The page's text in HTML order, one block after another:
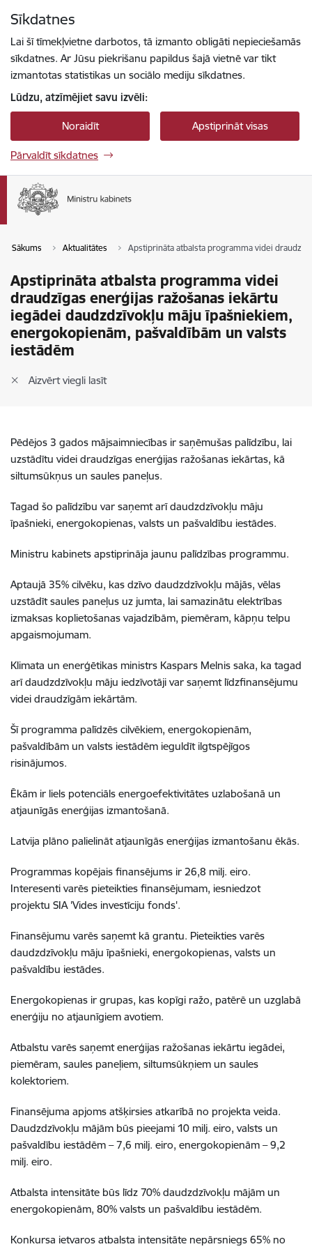
Sīkdatnes
Lai šī tīmekļvietne darbotos, tā izmanto obligāti nepieciešamās
sīkdatnes. Ar Jūsu piekrišanu papildus šajā vietnē var tikt
izmantotas statistikas un sociālo mediju sīkdatnes.
Lūdzu, atzīmējiet savu izvēli:
Noraidīt Apstiprināt visas
Pārvaldīt sīkdatnes
Sākums Aktualitātes Apstiprināta atbalsta programma videi
Apstiprināta atbalsta programma videi
draudzīgas enerģijas ražošanas iekārtu
iegādei daudzdzīvokļu māju īpašniekiem,
energokopienām, pašvaldībām un valsts
iestādēm
Aizvērt viegli lasīt
Pēdējos 3 gados mājsaimniecības ir saņēmušas palīdzību, lai
uzstādītu videi draudzīgas enerģijas ražošanas iekārtas, kā
siltumsūkņus un saules paneļus.
Tagad šo palīdzību var saņemt arī daudzdzīvokļu māju
īpašnieki, energokopienas, valsts un pašvaldību iestādes.
Ministru kabinets apstiprināja jaunu palīdzības programmu.
Aptaujā 35% cilvēku, kas dzīvo daudzdzīvokļu mājās, vēlas
uzstādīt saules paneļus uz jumta, lai samazinātu elektrības
izmaksas koplietošanas vajadzībām, piemēram, kāpņu telpu
apgaismojumam.
Klimata un enerģētikas ministrs Kaspars Melnis saka, ka tagad
arī daudzdzīvokļu māju iedzīvotāji var saņemt līdzfinansējumu
videi draudzīgām iekārtām.
Šī programma palīdzēs cilvēkiem, energokopienām,
pašvaldībām un valsts iestādēm ieguldīt ilgtspējīgos
risinājumos.
Ēkām ir liels potenciāls energoefektivitātes uzlabošanā un
atjaunīgās enerģijas izmantošanā.
Latvija plāno palielināt atjaunīgās enerģijas izmantošanu ēkās.
Programmas kopējais finansējums ir 26,8 milj. eiro.
Interesenti varēs pieteikties finansējumam, iesniedzot
projektu SIA 'Vides investīciju fonds'.
Finansējumu varēs saņemt kā grantu. Pieteikties varēs
daudzdzīvokļu māju īpašnieki, energokopienas, valsts un
pašvaldību iestādes.
Energokopienas ir grupas, kas kopīgi ražo, patērē un uzglabā
enerģiju no atjaunīgiem avotiem.
Atbalstu varēs saņemt enerģijas ražošanas iekārtu iegādei,
piemēram, saules paneļiem, siltumsūkņiem un saules
kolektoriem.
Finansējuma apjoms atšķirsies atkarībā no projekta veida.
Daudzdzīvokļu mājām būs pieejami 10 milj. eiro, valsts un
pašvaldību iestādēm – 7,6 milj. eiro, energokopienām – 9,2
milj. eiro.
Atbalsta intensitāte būs līdz 70% daudzdzīvokļu mājām un
energokopienām, 80% valsts un pašvaldību iestādēm.
Konkursa ietvaros atbalsta intensitāte nepārsniegs 65% no